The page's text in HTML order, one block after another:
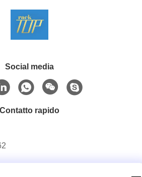
Social media
Contatto rapido